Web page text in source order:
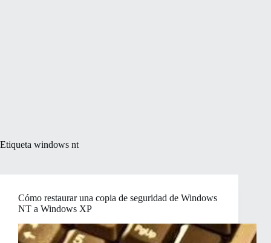
Etiqueta windows nt
Cómo restaurar una copia de seguridad de Windows
NT a Windows XP